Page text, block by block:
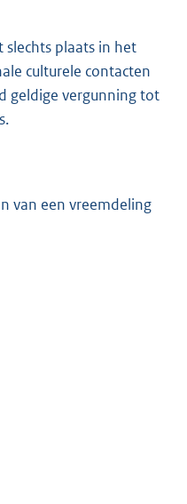
plaats in het
culturele contacten
geldige vergunning tot
van een vreemdeling